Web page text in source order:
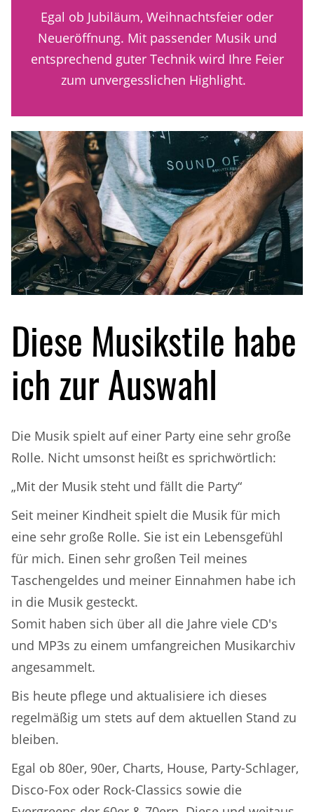
Egal ob Jubiläum, Weihnachtsfeier oder
Neueröffnung. Mit passender Musik und
entsprechend guter Technik wird Ihre Feier
zum unvergesslichen Highlight.
Diese Musikstile habe
ich zur Auswahl
Die Musik spielt auf einer Party eine sehr große
Rolle. Nicht umsonst heißt es sprichwörtlich:
„Mit der Musik steht und fällt die Party“
Seit meiner Kindheit spielt die Musik für mich
eine sehr große Rolle. Sie ist ein Lebensgefühl
für mich. Einen sehr großen Teil meines
Taschengeldes und meiner Einnahmen habe ich
in die Musik gesteckt.
Somit haben sich über all die Jahre viele CD's
und MP3s zu einem umfangreichen Musikarchiv
angesammelt.
Bis heute pflege und aktualisiere ich dieses
regelmäßig um stets auf dem aktuellen Stand zu
bleiben.
Egal ob 80er, 90er, Charts, House, Party-Schlager,
Disco-Fox oder Rock-Classics sowie die